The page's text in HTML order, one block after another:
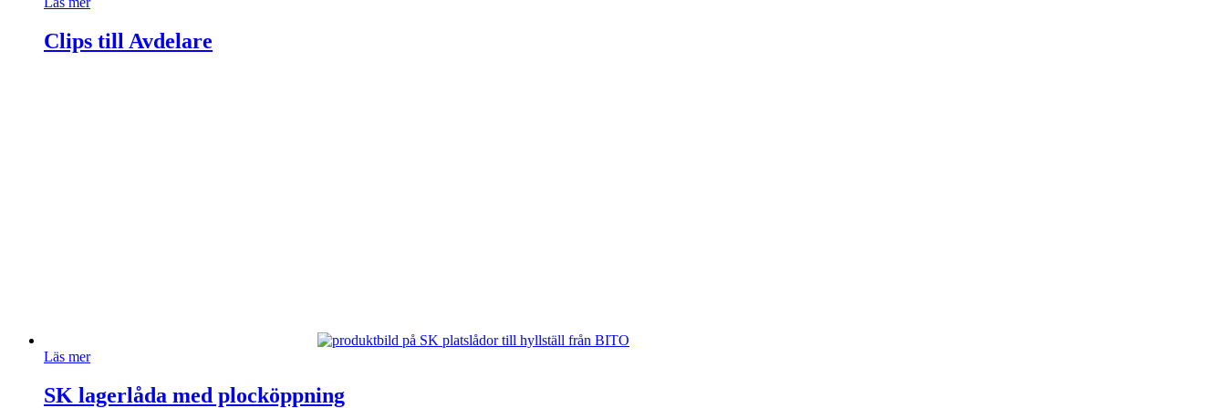
Clips till Avdelare
Läs mer
SK lagerlåda med plocköppning